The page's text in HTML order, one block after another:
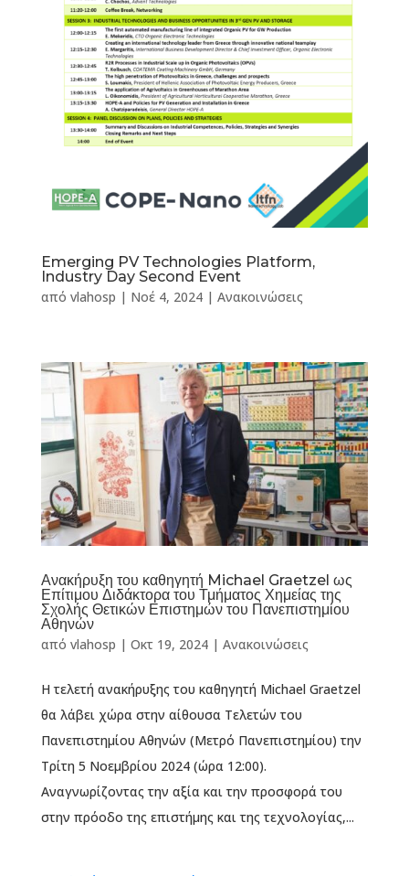
Emerging PV Technologies Platform,
Industry Day Second Event
από vlahosp | Νοέ 4, 2024| Ανακοινώσεις
Ανακήρυξη του καθηγητή Michael Graetzel ως
Επίτιμου Διδάκτορα του Τμήματος Χημείας της
Σχολής Θετικών Επιστημών του Πανεπιστημίου
Αθηνών
από vlahosp | Οκτ 19, 2024| Ανακοινώσεις
Η τελετή ανακήρυξης του καθηγητή Michael Graetzel
θα λάβει χώρα στην αίθουσα Τελετών του
Πανεπιστημίου Αθηνών (Μετρό Πανεπιστημίου) την
Τρίτη 5 Νοεμβρίου 2024 (ώρα 12:00).
Αναγνωρίζοντας την αξία και την προσφορά του
στην πρόοδο της επιστήμης και της τεχνολογίας,...